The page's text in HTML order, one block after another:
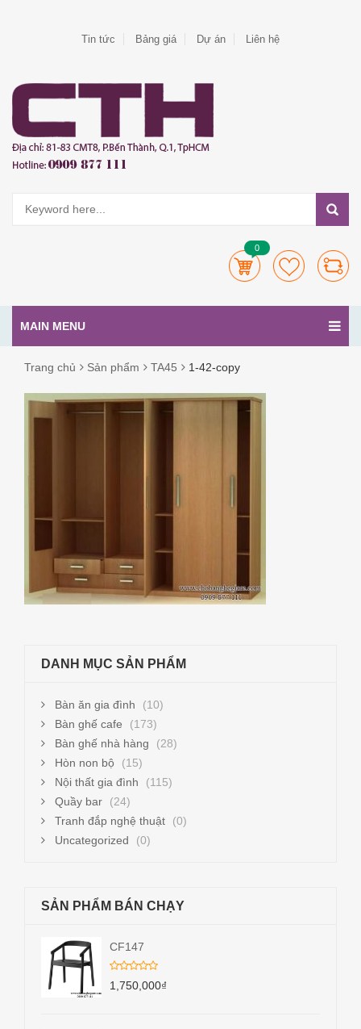
Tin tức Bảng giá Dự án Liên hệ
0
MAIN MENU
Trang chủ Sản phẩm TA45 1-42-copy
1-
DANH MỤC SẢN PHẨM
Bàn ăn gia đình
(10)
Bàn ghế cafe
(173)
Bàn ghế nhà hàng
(28)
Hòn non bộ
(15)
Nội thất gia đình
(115)
Quầy bar
(24)
Tranh đắp nghệ thuật
(0)
Uncategorized
(0)
SẢN PHẨM BÁN CHẠY
CF147
1,750,000₫